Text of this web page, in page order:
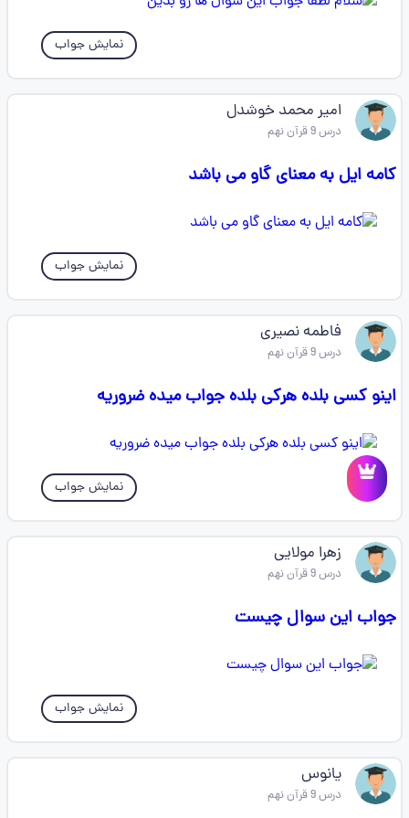
نمایش جواب
امیر محمد خوشدل
درس 9 قرآن نهم
کامه ایل به معنای گاو می باشد
نمایش جواب
فاطمه نصیری
درس 9 قرآن نهم
اینو کسی بلده هرکی بلده جواب میده ضروریه
نمایش جواب
زهرا مولایی
درس 9 قرآن نهم
جواب این سوال چیست
نمایش جواب
یانوس
درس 9 قرآن نهم